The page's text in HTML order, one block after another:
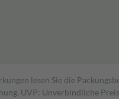
lesen Sie die
UVP: Unverbindliche